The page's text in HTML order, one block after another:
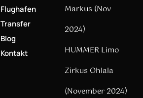
Flughafen
Transfer
Blog
Kontakt
Markus (Nov
2024)
HUMMER Limo
Zirkus Ohlala
(November 2024)